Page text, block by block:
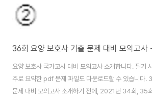
요양 보호사 국가고시 대비 모의고사 소개합니다. 필기
주로 요약한 pdf 문제 파일도 다운로드할 수 있습니다.
문제 대비 모의고사 소개하기 전에, 2021년 34회, 35